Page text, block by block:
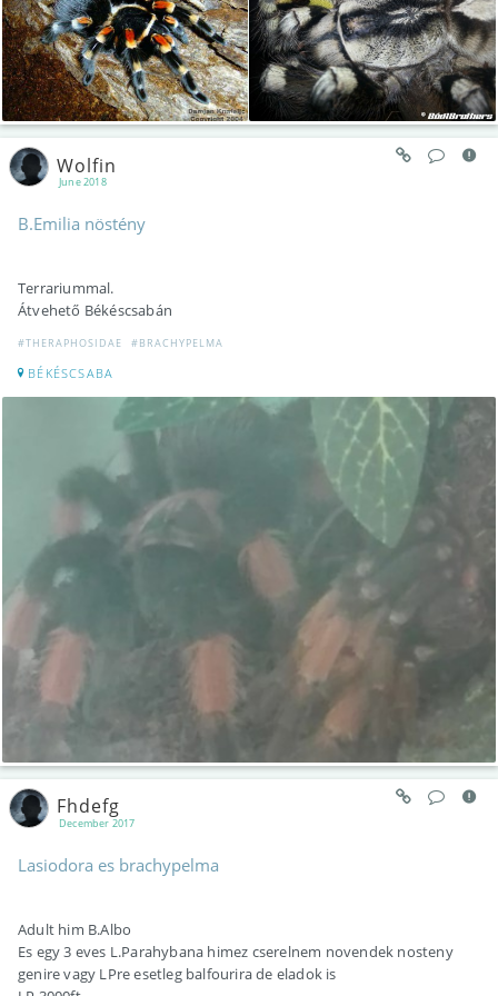
June 2018
Wolfin
B.Emilia nöstény
Terrariummal.
Átvehető Békéscsabán
#THERAPHOSIDAE #BRACHYPELMA
BÉKÉSCSABA
December 2017
Fhdefg
Lasiodora es brachypelma
Adult him B.Albo
Es egy 3 eves L.Parahybana himez cserelnem novendek nosteny
genire vagy LPre esetleg balfourira de eladok is